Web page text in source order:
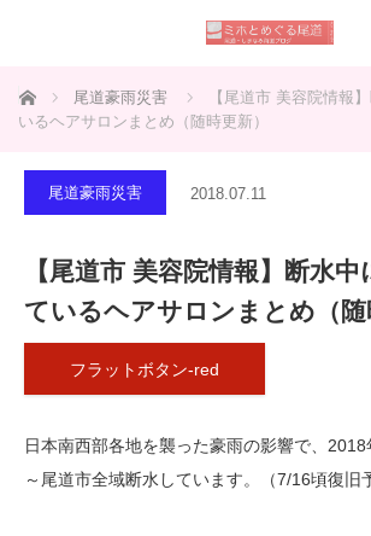
ホーム 尾道豪雨災害
【尾道市 美容院情報
いるヘアサロンまとめ（随時更新）
尾道豪雨災害 2018.07.11
【尾道市 美容院情報】断水
ているヘアサロンまとめ（随
フラットボタン-red
日本南西部各地を襲った豪雨の影響で、
～尾道市全域断水しています。（7/16頃復旧